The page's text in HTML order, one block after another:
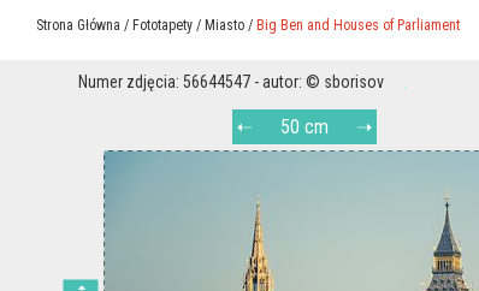
Strona Główna / Fototapety / Miasto / Big Ben and Houses of Parliament
Numer zdjęcia: 56644547 - autor: © sborisov
50 cm